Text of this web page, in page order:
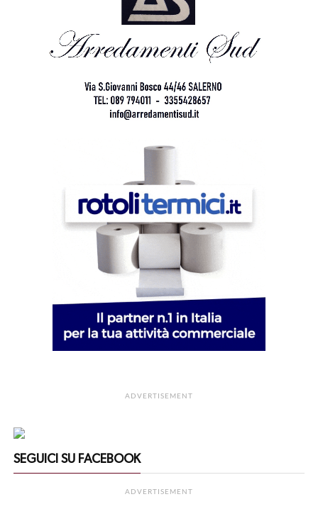
ADVERTISEMENT
SEGUICI SU FACEBOOK
ADVERTISEMENT